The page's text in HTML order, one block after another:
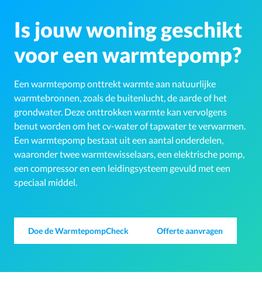
Is jouw woning geschikt
voor een warmtepomp?
Een warmtepomp onttrekt warmte aan natuurlijke
warmtebronnen, zoals de buitenlucht, de aarde of het
grondwater. Deze onttrokken warmte kan vervolgens
benut worden om het cv-water of tapwater te verwarmen.
Een warmtepomp bestaat uit een aantal onderdelen,
waaronder twee warmtewisselaars, een elektrische pomp,
een compressor en een leidingsysteem gevuld met een
speciaal middel.
Doe de WarmtepompCheck Offerte aanvragen